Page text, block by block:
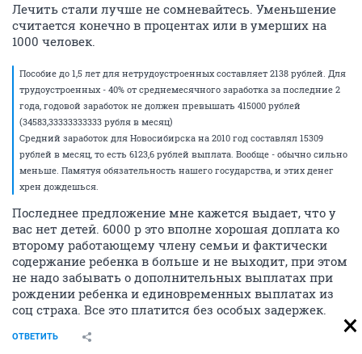
Лечить стали лучше не сомневайтесь. Уменьшение
считается конечно в процентах или в умерших на
1000 человек.
Пособие до 1,5 лет для нетрудоустроенных составляет 2138 рублей. Для
трудоустроенных - 40% от среднемесячного заработка за последние 2
года, годовой заработок не должен превышать 415000 рублей
(34583,33333333333 рубля в месяц)
Средний заработок для Новосибирска на 2010 год составлял 15309
рублей в месяц, то есть 6123,6 рублей выплата. Вообще - обычно сильно
меньше. Памятуя обязательность нашего государства, и этих денег
хрен дождешься.
Последнее предложение мне кажется выдает, что у
вас нет детей. 6000 р это вполне хорошая доплата ко
второму работающему члену семьи и фактически
содержание ребенка в больше и не выходит, при этом
не надо забывать о дополнительных выплатах при
рождении ребенка и единовременных выплатах из
соц страха. Все это платится без особых задержек.
ОТВЕТИТЬ